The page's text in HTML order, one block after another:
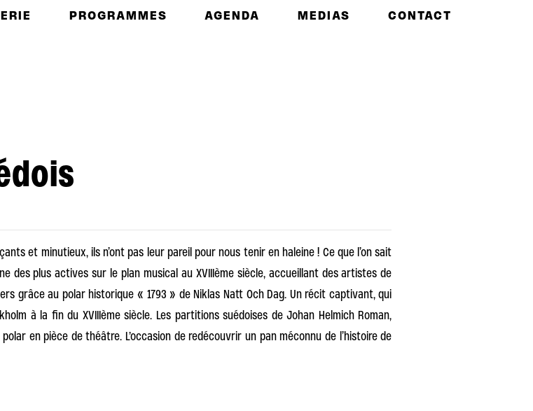
PROGRAMMES AGENDA MEDIAS CONTACT
et minutieux, ils n’ont pas leur pareil pour nous tenir en haleine ! Ce que l’on sait
des plus actives sur le plan musical au XVIIIème siècle, accueillant des artistes de
grâce au polar historique « 1793 » de Niklas Natt Och Dag. Un récit captivant, qui
à la fin du XVIIIème siècle. Les partitions suédoises de Johan Helmich Roman,
en pièce de théâtre. L’occasion de redécouvrir un pan méconnu de l’histoire de